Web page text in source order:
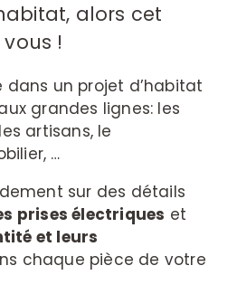
alors cet
!
dans un projet d’habitat
grandes lignes: les
artisans, le
…
sur des détails
prises électriques et
et leurs
chaque pièce de votre